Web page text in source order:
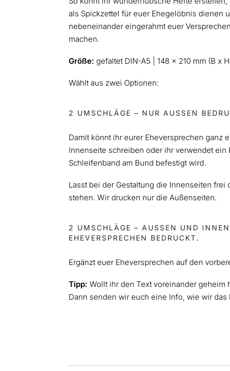
als Spickzettel für euer Ehegelöbnis dienen
nebeneinander eingerahmt euer
machen.
Größe: gefaltet DIN-A5 | 148 x 210 mm (B x
Wählt aus zwei Optionen:
2 UMSCHLÄGE – NUR AUSSEN
Damit könnt ihr eurer Eheversprechen ganz
Innenseite schreiben oder ihr verwendet ein
Schleifenband am Bund befestigt wird.
Lasst bei der Gestaltung die Innenseiten frei
stehen. Wir drucken nur die Außenseiten.
2 UMSCHLÄGE – AUSSEN UND INNEN
HEVERSPRECHEN BEDRUCKT.
Ergänzt euer Eheversprechen auf den
Tipp: Wollt ihr den Text voreinander geheim
Dann senden wir euch eine Info, wie wir das